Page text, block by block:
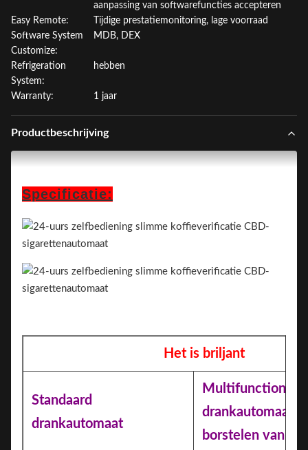
aanpassing van softwarefuncties accepteren
Easy Remote:
Tijdige prestatiemonitoring, lage voorraad
Software System
Customize:
MDB, DEX
Refrigeration
System:
hebben
Warranty: 1 jaar
Productbeschrijving
Specificatie:
Het is briljant
Standaard
drankautomaat
Multifunctionele
drankautomaat
borstelen van